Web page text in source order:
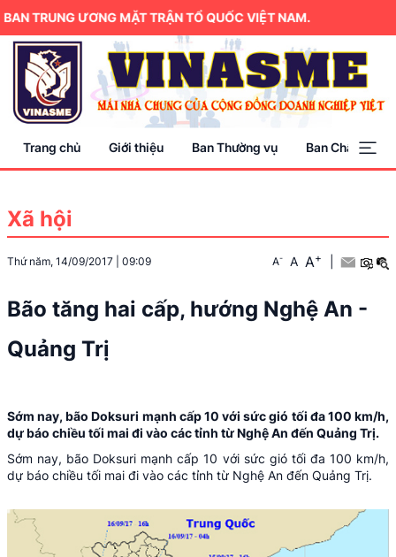
TRUNG ƯƠNG MẶT TRẬN TỔ QUỐC VIỆT NAM.
Trang chủ Giới thiệu Ban Thường vụ Ban Chấp hành
Xã hội
Thứ năm, 14/09/2017 09:09 A- A A+
Bão tăng hai cấp, hướng Nghệ An -
Quảng Trị
Sớm nay, bão Doksuri mạnh cấp 10 với sức gió tối đa 100 km/h,
dự báo chiều tối mai đi vào các tỉnh từ Nghệ An đến Quảng Trị.
Sớm nay, bão Doksuri mạnh cấp 10 với sức gió tối đa 100 km/h,
dự báo chiều tối mai đi vào các tỉnh từ Nghệ An đến Quảng Trị.